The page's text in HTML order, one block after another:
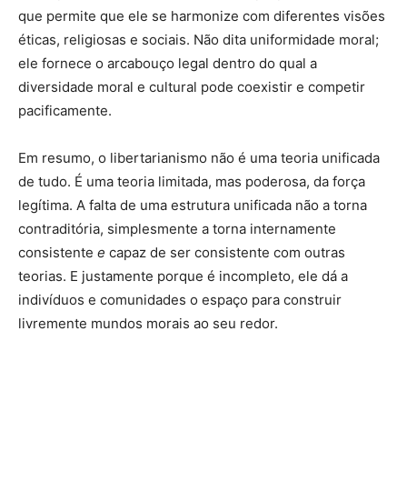
que permite que ele se harmonize com diferentes visões
éticas, religiosas e sociais. Não dita uniformidade moral;
ele fornece o arcabouço legal dentro do qual a
diversidade moral e cultural pode coexistir e competir
pacificamente.
Em resumo, o libertarianismo não é uma teoria unificada
de tudo. É uma teoria limitada, mas poderosa, da força
legítima. A falta de uma estrutura unificada não a torna
contraditória, simplesmente a torna internamente
consistente e capaz de ser consistente com outras
teorias. E justamente porque é incompleto, ele dá a
indivíduos e comunidades o espaço para construir
livremente mundos morais ao seu redor.